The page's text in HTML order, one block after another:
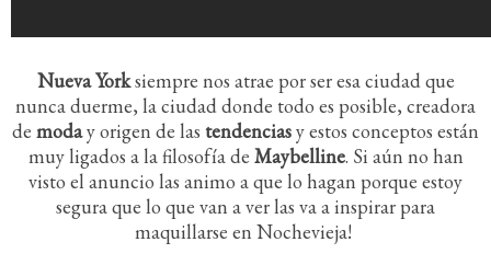
Nueva Yorksiempre nos atrae por ser esa ciudad que
nunca duerme, la ciudad donde todo es posible, creadora
de moday origen de las tendenciasy estos conceptos están
muy ligados a la filosofía de Maybelline. Si aún no han
visto el anuncio las animo a que lo hagan porque estoy
segura que lo que van a ver las va a inspirar para
maquillarse en Nochevieja!